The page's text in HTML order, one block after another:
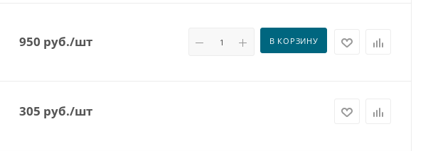
950 руб./шт В КОРЗИНУ
305 руб./шт